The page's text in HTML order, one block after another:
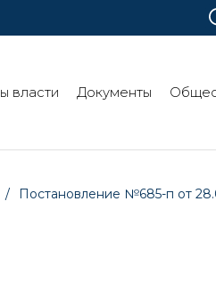
власти Документы
/ Постановление №685-п от